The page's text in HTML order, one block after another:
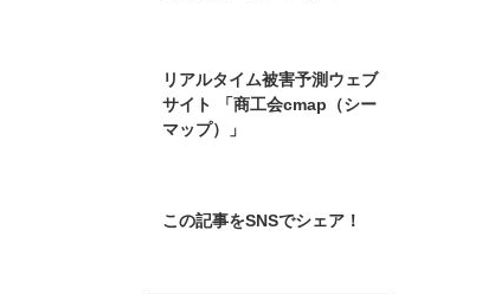
リアルタイム被害予測ウェブ
サイト 「商工会cmap（シー
マップ）」
この記事をSNSでシェア！